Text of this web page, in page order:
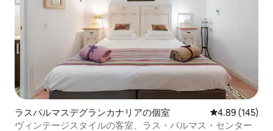
ラスパルマスデグランカナリアの個室 レビュー145
4.89 (145)
ヴィンテージスタイルの客室、ラス・パルマス・センター